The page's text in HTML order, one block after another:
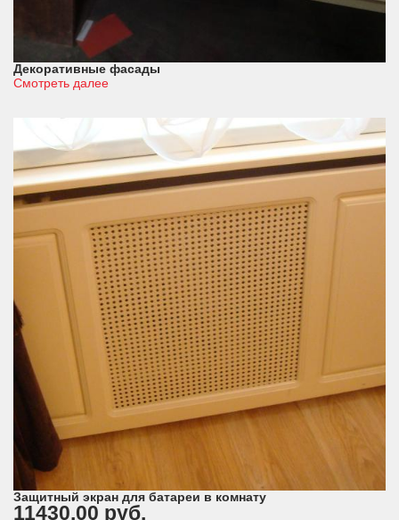
Декоративные фасады
Смотреть далее
Защитный экран для батареи в комнату
11430.00 руб.